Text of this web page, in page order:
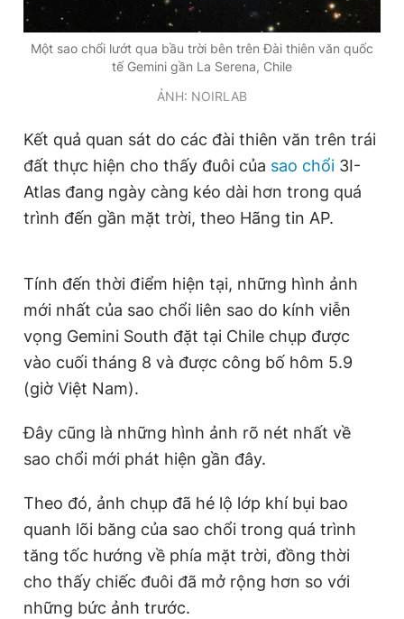
Đọc Thanh Niên trên điện thoại
Theo dõi báo trên
Hotline
0906 645 777
Liên hệ quảng cáo
0908 780 404
Tổng biên tập: Nguyễn Ngọc Toàn
Phó tổng biên tập thường trực: Hải Thành
Phó tổng biên tập: Lâm Hiếu Dũng
Phó tổng biên tập: Trần Việt Hưng
Tổng thư ký tòa soạn: Đức Trung
Giấy phép xuất bản số 110/GP - BTTTT cấp ngày 24.3.2020
chép dưới mọi hình thức nếu không có sự chấp thuận bằng văn
bản. Phát triển bởi ePi Technologies, JSC.
Một sao chổi lướt qua bầu trời bên trên Đài thiên văn quốc
tế Gemini gần La Serena, Chile
ẢNH: NOIRLAB
Kết quả quan sát do các đài thiên văn trên trái
đất thực hiện cho thấy đuôi của sao chổi 3I-
Atlas đang ngày càng kéo dài hơn trong quá
trình đến gần mặt trời, theo Hãng tin AP.
Tính đến thời điểm hiện tại, những hình ảnh
mới nhất của sao chổi liên sao do kính viễn
vọng Gemini South đặt tại Chile chụp được
vào cuối tháng 8 và được công bố hôm 5.9
(giờ Việt Nam).
Đây cũng là những hình ảnh rõ nét nhất về
sao chổi mới phát hiện gần đây.
Theo đó, ảnh chụp đã hé lộ lớp khí bụi bao
quanh lõi băng của sao chổi trong quá trình
tăng tốc hướng về phía mặt trời, đồng thời
cho thấy chiếc đuôi đã mở rộng hơn so với
những bức ảnh trước.